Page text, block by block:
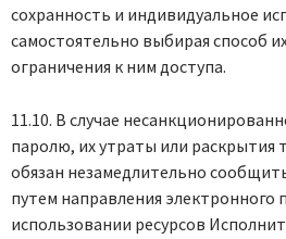
сохранность и индивидуальное
самостоятельно выбирая способ
ограничения к ним доступа.
11.10. В случае
паролю, их утраты или раскрытия
обязан незамедлительно
путем направления электронного
использовании ресурсов